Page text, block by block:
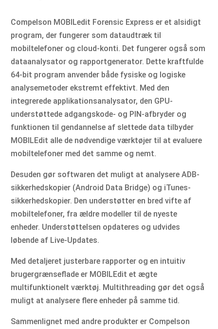
Compelson MOBILedit Forensic Express er et alsidigt
program, der fungerer som dataudtræk til
mobiltelefoner og cloud-konti. Det fungerer også som
dataanalysator og rapportgenerator. Dette kraftfulde
64-bit program anvender både fysiske og logiske
analysemetoder ekstremt effektivt. Med den
integrerede applikationsanalysator, den GPU-
understøttede adgangskode- og PIN-afbryder og
funktionen til gendannelse af slettede data tilbyder
MOBILEdit alle de nødvendige værktøjer til at evaluere
mobiltelefoner med det samme og nemt.
Desuden gør softwaren det muligt at analysere ADB-
sikkerhedskopier (Android Data Bridge) og iTunes-
sikkerhedskopier. Den understøtter en bred vifte af
mobiltelefoner, fra ældre modeller til de nyeste
enheder. Understøttelsen opdateres og udvides
løbende af Live-Updates.
Med detaljeret justerbare rapporter og en intuitiv
brugergrænseflade er MOBILEdit et ægte
multifunktionelt værktøj. Multithreading gør det også
muligt at analysere flere enheder på samme tid.
Sammenlignet med andre produkter er Compelson